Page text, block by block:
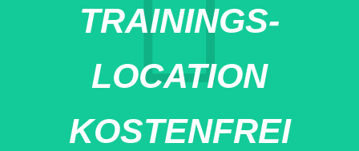
TRAININGS-
LOCATION
KOSTENFREI